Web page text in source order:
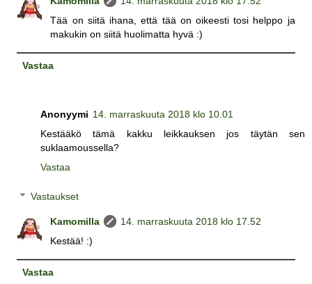
Tää on siitä ihana, että tää on oikeesti tosi helppo ja
makukin on siitä huolimatta hyvä :)
Vastaa
Anonyymi 14. marraskuuta 2018 klo 10.01
Kestääkö tämä kakku leikkauksen jos täytän sen
suklaamoussella?
Vastaa
Vastaukset
Kamomilla
14. marraskuuta 2018 klo 17.52
Kestää! :)
Vastaa